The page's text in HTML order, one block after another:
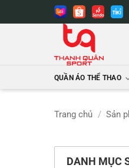
QUẦN ÁO THỂ THAO
Trang chủ / Sản
DANH MỤC